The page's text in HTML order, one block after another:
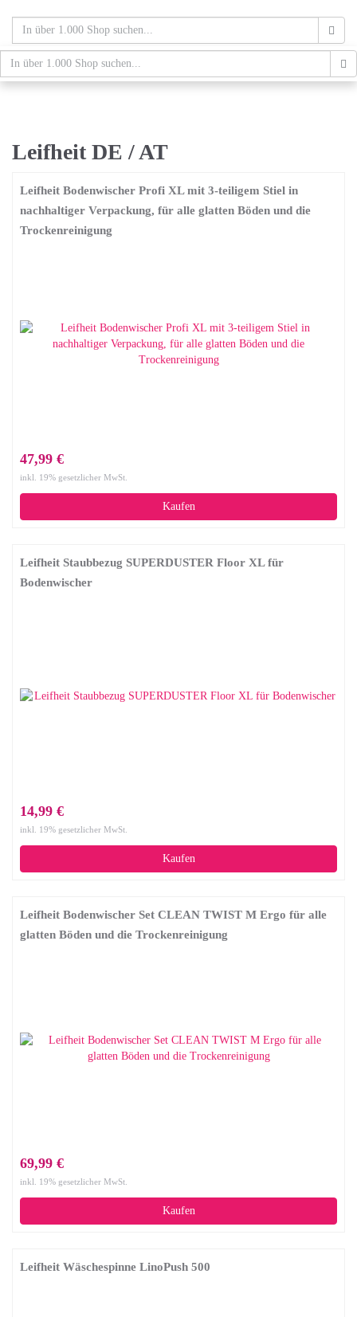
content
schaufenster.de
Leifheit DE / AT
Leifheit Bodenwischer Profi XL mit 3-teiligem Stiel in
nachhaltiger Verpackung, für alle glatten Böden und die
Trockenreinigung
47,99 €
inkl. 19% gesetzlicher MwSt.
Kaufen
Leifheit Staubbezug SUPERDUSTER Floor XL für
Bodenwischer
14,99 €
inkl. 19% gesetzlicher MwSt.
Kaufen
Leifheit Bodenwischer Set CLEAN TWIST M Ergo für alle
glatten Böden und die Trockenreinigung
69,99 €
inkl. 19% gesetzlicher MwSt.
Kaufen
Leifheit Wäschespinne LinoPush 500